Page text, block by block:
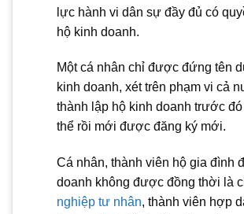
lực hành vi dân sự đầy đủ có
hộ kinh doanh.
Một cá nhân chỉ được đứng tên
kinh doanh, xét trên phạm vi cả
thành lập hộ kinh doanh trước
thể rồi mới được đăng ký mới.
Cá nhân, thành viên hộ gia đình
doanh không được đồng thời là
nghiệp tư nhân, thành viên hợp